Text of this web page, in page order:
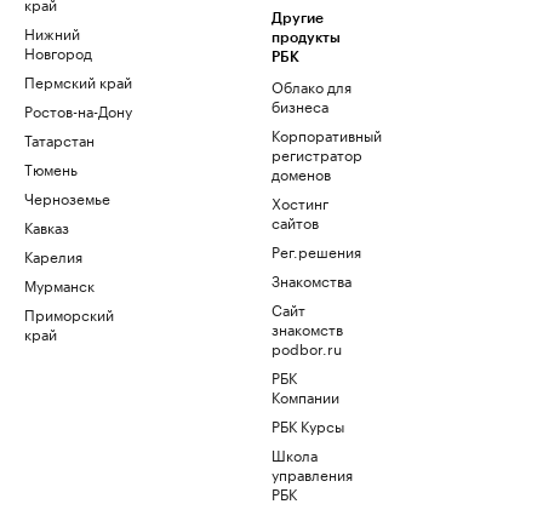
Нижний
Новгород
Пермский край
Ростов-на-Дону
Татарстан
Тюмень
Черноземье
Кавказ
Карелия
Мурманск
Приморский
край
Другие
продукты
РБК
Облако для
бизнеса
Корпоративный
регистратор
доменов
Хостинг
сайтов
Рег.решения
Знакомства
Сайт
знакомств
podbor.ru
РБК
Компании
РБК Курсы
Школа
управления
РБК